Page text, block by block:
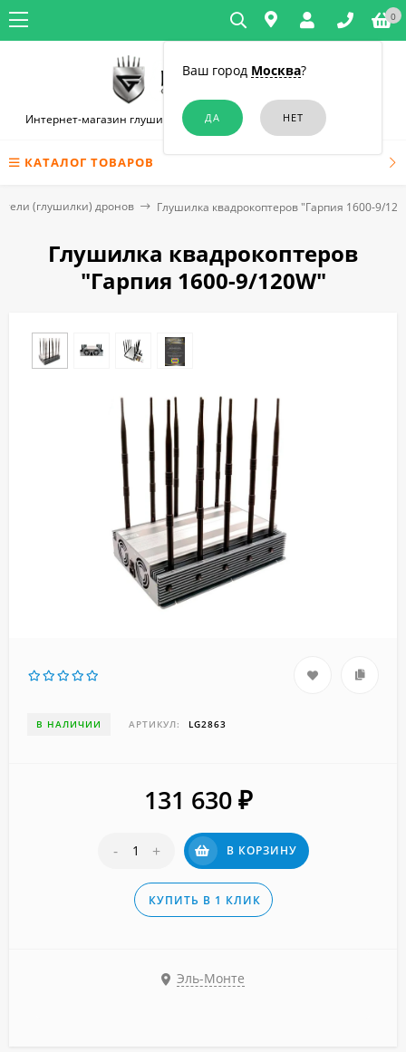
Ваш город Москва?
0
Интернет-магазин глушилок связи и диктофонов в Новосибирске
КАТАЛОГ ТОВАРОВ
(глушилки) дронов Глушилка квадрокоптеров "Гарпия 1600-9/
Глушилка квадрокоптеров
"Гарпия 1600-9/120W"
В НАЛИЧИИ АРТИКУЛ: LG2863
131 630 ₽
- + В КОРЗИНУ
КУПИТЬ В 1 КЛИК
Эль-Монте